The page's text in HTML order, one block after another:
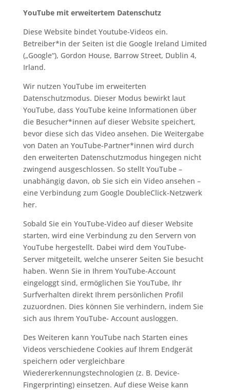
YouTube mit erweitertem Datenschutz
Diese Website bindet Youtube-Videos ein.
Betreiber*in der Seiten ist die Google Ireland Limited
(„Google“), Gordon House, Barrow Street, Dublin 4,
Irland.
Wir nutzen YouTube im erweiterten
Datenschutzmodus. Dieser Modus bewirkt laut
YouTube, dass YouTube keine Informationen über
die Besucher*innen auf dieser Website speichert,
bevor diese sich das Video ansehen. Die Weitergabe
von Daten an YouTube-Partner*innen wird durch
den erweiterten Datenschutzmodus hingegen nicht
zwingend ausgeschlossen. So stellt YouTube –
unabhängig davon, ob Sie sich ein Video ansehen –
eine Verbindung zum Google DoubleClick-Netzwerk
her.
Sobald Sie ein YouTube-Video auf dieser Website
starten, wird eine Verbindung zu den Servern von
YouTube hergestellt. Dabei wird dem YouTube-
Server mitgeteilt, welche unserer Seiten Sie besucht
haben. Wenn Sie in Ihrem YouTube-Account
eingeloggt sind, ermöglichen Sie YouTube, Ihr
Surfverhalten direkt Ihrem persönlichen Profil
zuzuordnen. Dies können Sie verhindern, indem Sie
sich aus Ihrem YouTube- Account ausloggen.
Des Weiteren kann YouTube nach Starten eines
Videos verschiedene Cookies auf Ihrem Endgerät
speichern oder vergleichbare
Wiedererkennungstechnologien (z. B. Device-
Fingerprinting) einsetzen. Auf diese Weise kann